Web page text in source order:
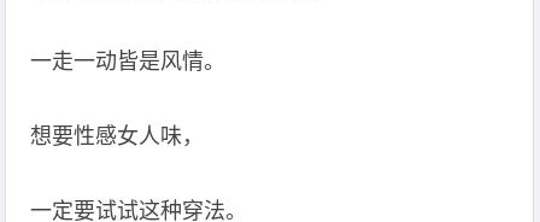
一走一动皆是风情。
想要性感女人味，
一定要试试这种穿法。